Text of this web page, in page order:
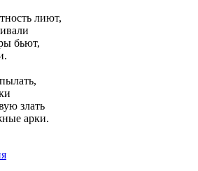
лиют,
бьют,
злать
арки.